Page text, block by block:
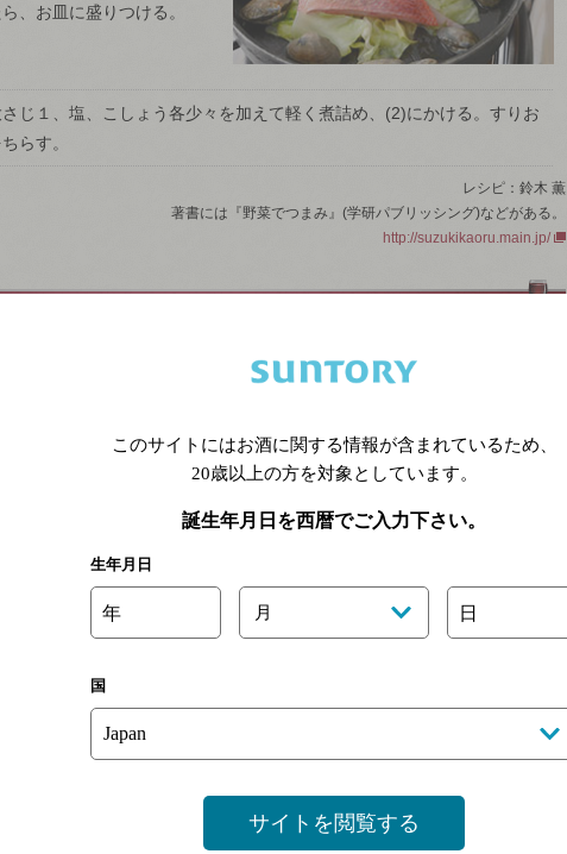
、お皿に盛りつける。
じ１、塩、こしょう各少々を加えて軽く煮詰め、(2)にかける。すりお
らす。
レシピ：鈴木 薫
著書には『野菜でつまみ』(学研パブリッシング)などがある。
http://suzukikaoru.main.jp/
りのレモンバター煮です。日本には鯛の名前がつけられた魚が沢山いま
を掲載されている「市場魚貝類図鑑」には、タイの名称が付いて写真掲
種類も収録されていました。
ャ
Ｃ トレヴィーゾ ブリュット
※終売しました。
このサイトにはお酒に関する情報が含まれているため、
20歳以上の方を対象としています。
誕生年月日を西暦でご入力下さい。
生年月日
年 月 日
国
サイトを閲覧する